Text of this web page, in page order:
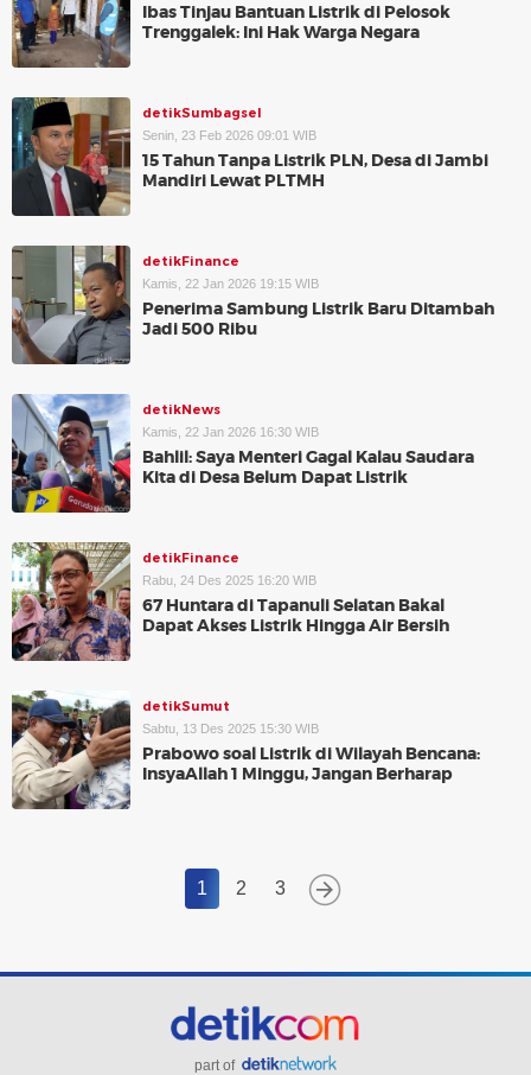
Ibas Tinjau Bantuan Listrik di Pelosok
Trenggalek: Ini Hak Warga Negara
detikSumbagsel
Senin, 23 Feb 2026 09:01 WIB
15 Tahun Tanpa Listrik PLN, Desa di Jambi
Mandiri Lewat PLTMH
detikFinance
Kamis, 22 Jan 2026 19:15 WIB
Penerima Sambung Listrik Baru Ditambah
Jadi 500 Ribu
detikNews
Kamis, 22 Jan 2026 16:30 WIB
Bahlil: Saya Menteri Gagal Kalau Saudara
Kita di Desa Belum Dapat Listrik
detikFinance
Rabu, 24 Des 2025 16:20 WIB
67 Huntara di Tapanuli Selatan Bakal
Dapat Akses Listrik Hingga Air Bersih
detikSumut
Sabtu, 13 Des 2025 15:30 WIB
Prabowo soal Listrik di Wilayah Bencana:
InsyaAllah 1 Minggu, Jangan Berharap
1 2 3
part of